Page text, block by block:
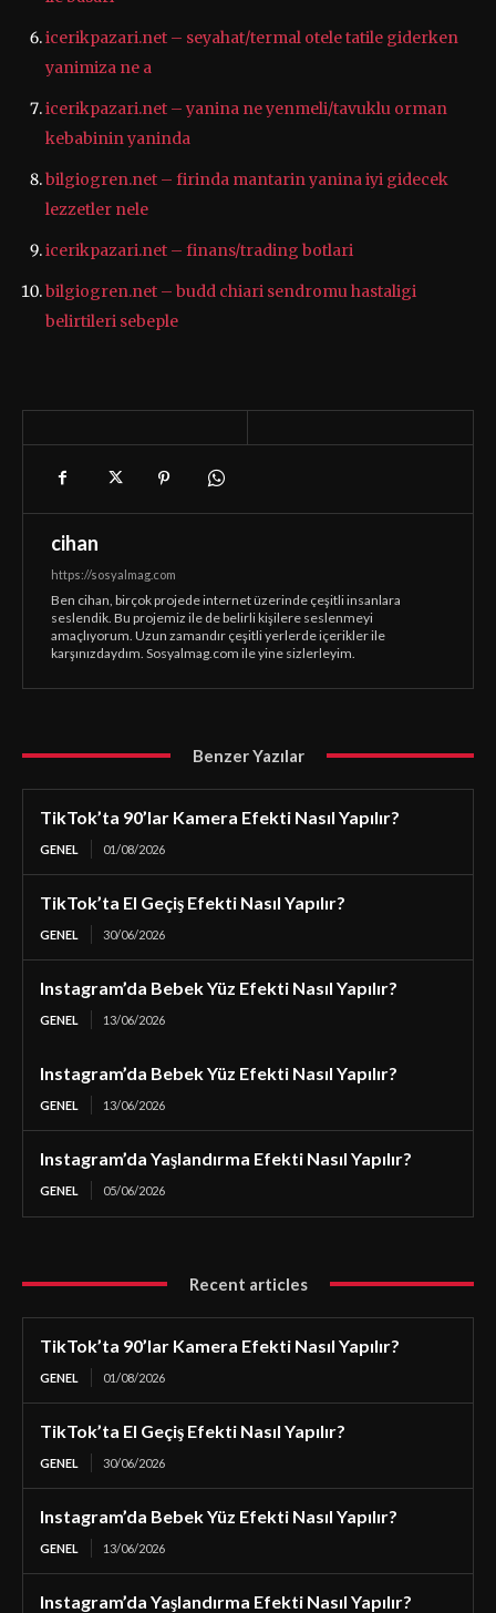
icerikpazari.net – seyahat/termal otele tatile giderken
yanimiza ne a
icerikpazari.net – yanina ne yenmeli/tavuklu orman
kebabinin yaninda
bilgiogren.net – firinda mantarin yanina iyi gidecek
lezzetler nele
icerikpazari.net – finans/trading botlari
bilgiogren.net – budd chiari sendromu hastaligi
belirtileri sebeple
cihan
https://sosyalmag.com
Ben cihan, birçok projede internet üzerinde çeşitli insanlara
seslendik. Bu projemiz ile de belirli kişilere seslenmeyi
amaçlıyorum. Uzun zamandır çeşitli yerlerde içerikler ile
karşınızdaydım. Sosyalmag.com ile yine sizlerleyim.
Benzer Yazılar
TikTok’ta 90’lar Kamera Efekti Nasıl Yapılır?
GENEL 01/08/2026
TikTok’ta El Geçiş Efekti Nasıl Yapılır?
GENEL 30/06/2026
Instagram’da Bebek Yüz Efekti Nasıl Yapılır?
GENEL 13/06/2026
Instagram’da Bebek Yüz Efekti Nasıl Yapılır?
GENEL 13/06/2026
Instagram’da Yaşlandırma Efekti Nasıl Yapılır?
GENEL 05/06/2026
Recent articles
TikTok’ta 90’lar Kamera Efekti Nasıl Yapılır?
GENEL 01/08/2026
TikTok’ta El Geçiş Efekti Nasıl Yapılır?
GENEL 30/06/2026
Instagram’da Bebek Yüz Efekti Nasıl Yapılır?
GENEL 13/06/2026
Instagram’da Yaşlandırma Efekti Nasıl Yapılır?